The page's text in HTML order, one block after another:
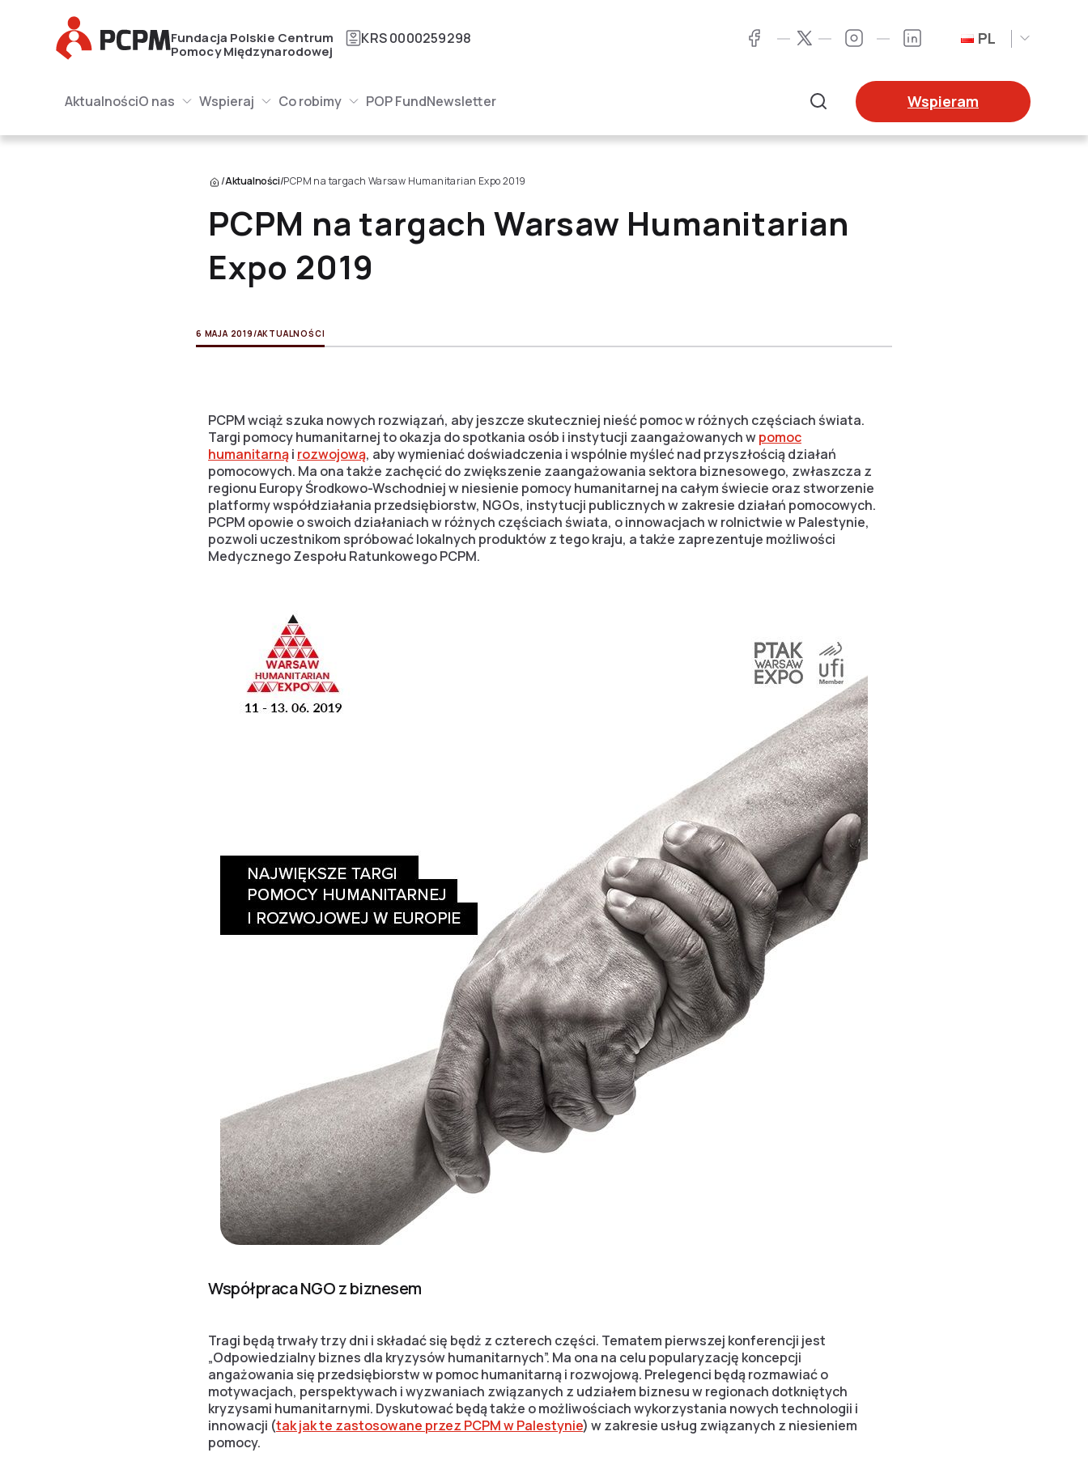
Główne Logo
Fundacja Polskie Centrum
Pomocy Międzynarodowej
KRS0000259298 FacebookTwitter InstagramLinkedIn PL
Główne Logo
AktualnościO nasO nas Submenu WspierajWspieraj Submenu Co robimySubmenu POP FundNewsletter
Wspieram
/Aktualności/PCPM na targach Warsaw Humanitarian Expo 2019
PCPM na targach Warsaw Humanitarian
Expo 2019
6 MAJA 2019 /AKTUALNOŚCI
PCPM wciąż szuka nowych rozwiązań, aby jeszcze skuteczniej nieść pomoc w różnych częściach świata.
Targi pomocy humanitarnej to okazja do spotkania osób i instytucji zaangażowanych wpomoc
humanitarnąi rozwojową, aby wymieniać doświadczenia i wspólnie myśleć nad przyszłością działań
pomocowych. Ma ona także zachęcić do zwiększenie zaangażowania sektora biznesowego, zwłaszcza z
regionu Europy Środkowo-Wschodniej w niesienie pomocy humanitarnej na całym świecie oraz stworzenie
platformy współdziałania przedsiębiorstw, NGOs, instytucji publicznych w zakresie działań pomocowych.
PCPM opowie o swoich działaniach w różnych częściach świata, o innowacjach w rolnictwie w Palestynie,
pozwoli uczestnikom spróbować lokalnych produktów z tego kraju, a także zaprezentuje możliwości
Medycznego Zespołu Ratunkowego PCPM.
Współpraca NGO z biznesem
Tragi będą trwały trzy dni i składać się będż z czterech części. Tematem pierwszej konferencji jest
„Odpowiedzialny biznes dla kryzysów humanitarnych”. Ma ona na celu popularyzację koncepcji
angażowania się przedsiębiorstw w pomoc humanitarną i rozwojową. Prelegenci będą rozmawiać o
motywacjach, perspektywach i wyzwaniach związanych z udziałem biznesu w regionach dotkniętych
kryzysami humanitarnymi. Dyskutować będą także o możliwościach wykorzystania nowych technologii i
innowacji (tak jak te zastosowane przez PCPM w Palestynie) w zakresie usług związanych z niesieniem
pomocy.